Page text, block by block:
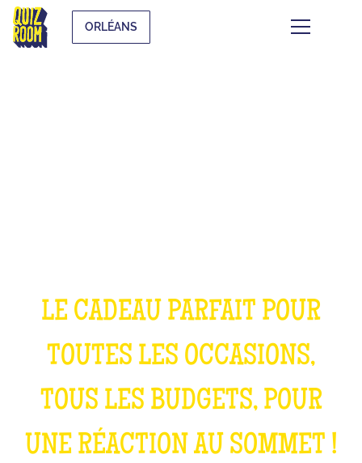
ORLÉANS
LE CADEAU PARFAIT POUR
TOUTES LES OCCASIONS,
TOUS LES BUDGETS, POUR
UNE RÉACTION AU SOMMET !